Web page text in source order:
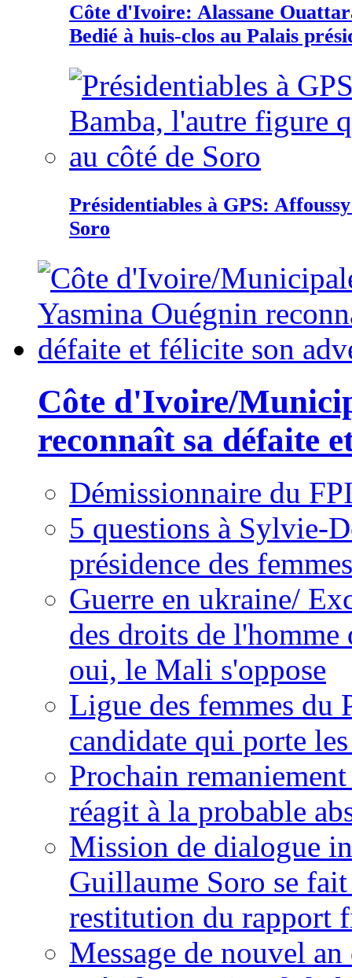
Côte d'Ivoire: Alassane
Bedié à huis-clos au Palais
Présidentiables à GPS:
Soro
Côte d'Ivoire/
reconnaît sa défaite
Démissionnaire du
5 questions à Sylvie-
présidence des
Guerre en ukraine/
des droits de
oui, le Mali s'oppose
Ligue des femmes du
candidate qui porte
Prochain
réagit à la probable
Mission de dialogue
Guillaume Soro se
restitution du rapport
Message de nouvel